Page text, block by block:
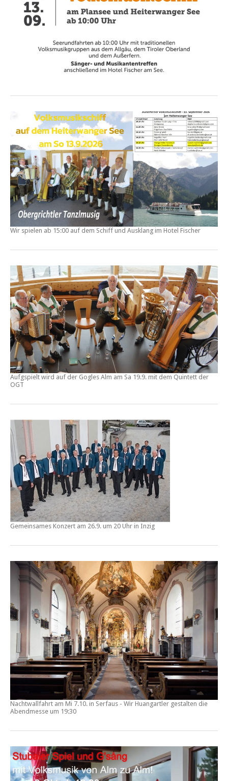
Wir spielen ab 15:00 auf dem Schiff und Ausklang im Hotel Fischer
Aufgspielt wird auf der Gogles Alm am Sa 19.9. mit dem Quintett der
OGT
Gemeinsames Konzert am 26.9. um 20 Uhr in Inzig
Nachtwallfahrt am Mi 7.10. in Serfaus - Wir Huangartler gestalten die
Abendmesse um 19:30